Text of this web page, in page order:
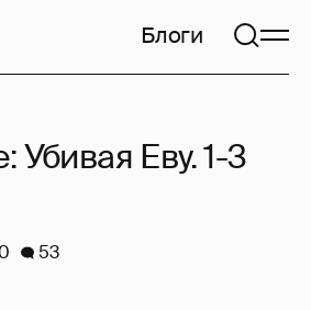
Блоги
Убивая Еву. 1-3
53